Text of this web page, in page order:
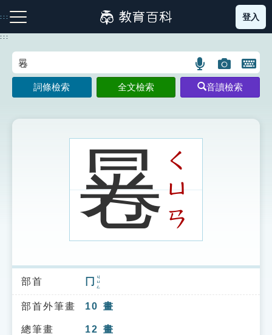
到
主
:::
注音索引圖示 筆畫索引圖示 部首索引表圖示
索引選單
知識索引
單字索引
登入
:::
語
言
搜
示
圖
片
搜
開
鍵
圖
詞條檢索 全文檢索 音讀檢索
㒽 ㄑ
ㄩ
ㄢ
部首 冂 ㄐㄩㄥ
部首外筆畫 10 畫
總筆畫 12 畫